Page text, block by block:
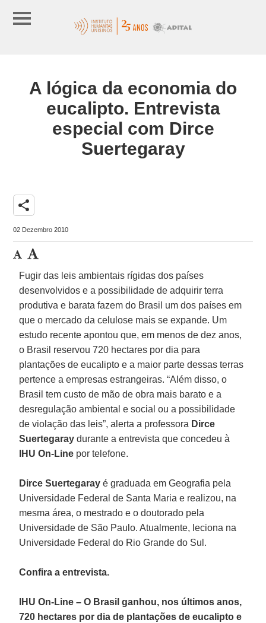
A lógica da economia do
eucalipto. Entrevista
especial com Dirce
Suertegaray
share
02 Dezembro 2010
Fugir das leis ambientais rígidas dos países
desenvolvidos e a possibilidade de adquirir terra
produtiva e barata fazem do Brasil um dos países em
que o mercado da celulose mais se expande. Um
estudo recente apontou que, em menos de dez anos,
o Brasil reservou 720 hectares por dia para
plantações de eucalipto e a maior parte dessas terras
pertence a empresas estrangeiras. “Além disso, o
Brasil tem custo de mão de obra mais barato e a
desregulação ambiental e social ou a possibilidade
de violação das leis”, alerta a professora Dirce
Suertegaraydurante a entrevista que concedeu à
IHU On-Line por telefone.
Dirce Suertegarayé graduada em Geografia pela
Universidade Federal de Santa Maria e realizou, na
mesma área, o mestrado e o doutorado pela
Universidade de São Paulo. Atualmente, leciona na
Universidade Federal do Rio Grande do Sul.
Confira a entrevista.
IHU On-Line – O Brasil ganhou, nos últimos anos,
720 hectares por dia de plantações de eucalipto e